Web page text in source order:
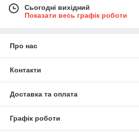
Сьогодні вихідний
Показати весь графік роботи
Про нас
Контакти
Доставка та оплата
Графік роботи